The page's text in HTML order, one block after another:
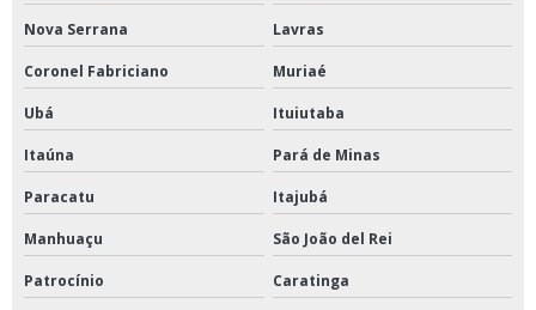
Nova Serrana Lavras
Coronel Fabriciano Muriaé
Ubá Ituiutaba
Itaúna Pará de Minas
Paracatu Itajubá
Manhuaçu São João del Rei
Patrocínio Caratinga